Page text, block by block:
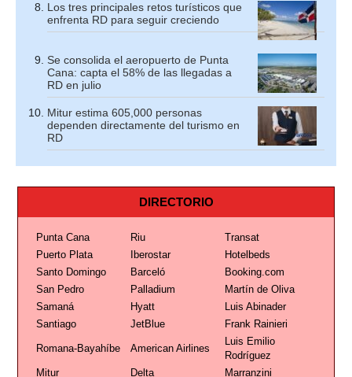
Los tres principales retos turísticos que
enfrenta RD para seguir creciendo
Se consolida el aeropuerto de Punta
Cana: capta el 58% de las llegadas a
RD en julio
Mitur estima 605,000 personas
dependen directamente del turismo en
RD
DIRECTORIO
Punta Cana Riu
Transat
Puerto Plata
Iberostar
Hotelbeds
Santo Domingo
Barceló
Booking.com
San Pedro
Palladium
Martín de Oliva
Samaná
Hyatt
Luis Abinader
Santiago
JetBlue Frank Rainieri
Romana-Bayahíbe American Airlines
Luis Emilio
Rodríguez
Mitur
Delta Marranzini